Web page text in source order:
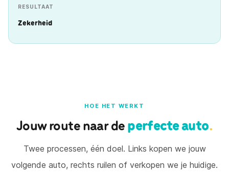
RESULTAAT
Zekerheid
HOE HET WERKT
Jouw route naar de perfecte auto.
Twee processen, één doel. Links kopen we jouw
volgende auto, rechts ruilen of verkopen we je huidige.